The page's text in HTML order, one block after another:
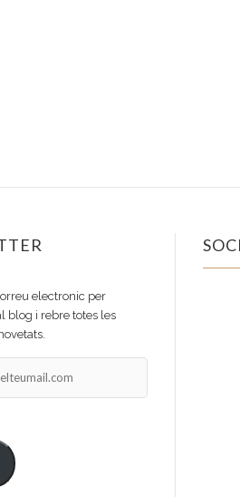
electronic per
blog i rebre totes les